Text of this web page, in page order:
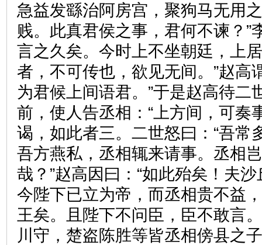
急益发繇治阿房宫，聚狗马无用
贱。此真君侯之事，君何不谏？”
言之久矣。今时上不坐朝廷，上
者，不可传也，欲见无间。”赵高
为君候上间语君。”于是赵高待二
前，使人告丞相：“上方间，可奏
谒，如此者三。二世怒曰：“吾常
吾方燕私，丞相辄来请事。丞相
哉？”赵高因曰：“如此殆矣！夫
今陛下已立为帝，而丞相贵不益
王矣。且陛下不问臣，臣不敢言
川守，楚盗陈胜等皆丞相傍县之